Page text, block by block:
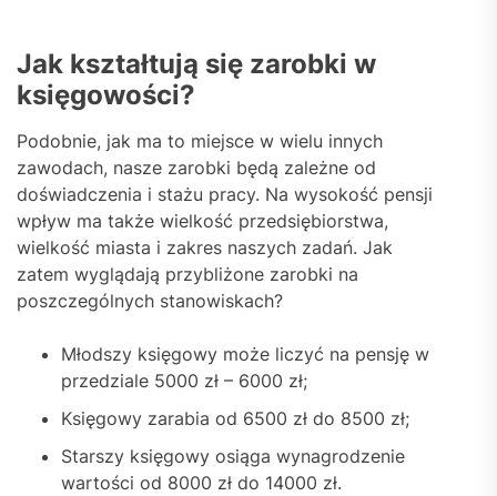
Jak kształtują się zarobki w
księgowości?
Podobnie, jak ma to miejsce w wielu innych
zawodach, nasze zarobki będą zależne od
doświadczenia i stażu pracy. Na wysokość pensji
wpływ ma także wielkość przedsiębiorstwa,
wielkość miasta i zakres naszych zadań. Jak
zatem wyglądają przybliżone zarobki na
poszczególnych stanowiskach?
Młodszy księgowy może liczyć na pensję w
przedziale 5000 zł – 6000 zł;
Księgowy zarabia od 6500 zł do 8500 zł;
Starszy księgowy osiąga wynagrodzenie
wartości od 8000 zł do 14000 zł.